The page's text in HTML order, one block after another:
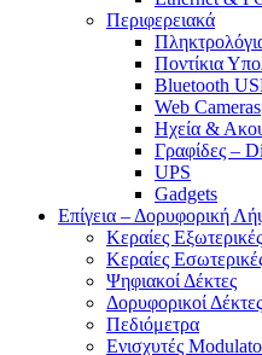
Περιφερειακά
Ποντίκια
Bluetooth
Web Cameras
Ηχεία &
Γραφίδες –
UPS
Gadgets
Επίγεια – Δορυφορική
Κεραίες Εξωτερικές
Κεραίες
Ψηφιακοί Δέκτες
Δορυφορικοί Δέκτες
Πεδιόμετρα
Ενισχυτές